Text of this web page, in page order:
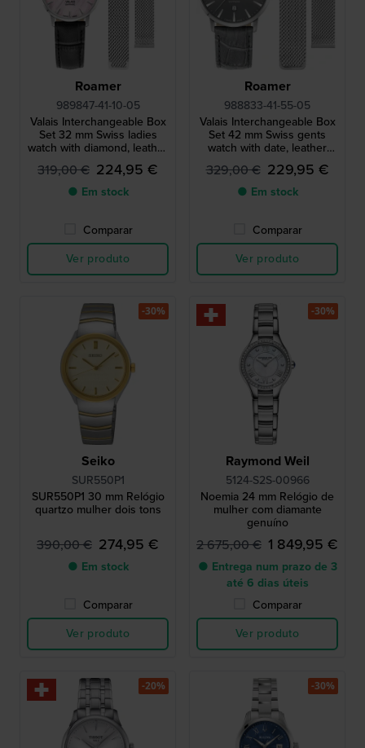
Roamer
989847-41-10-05
Valais Interchangeable Box
Set 32 mm Swiss ladies
watch with diamond, leather
strap and mesh bracelet
319,00 € 224,95 €
● Em stock
Comparar
Ver produto
Roamer
988833-41-55-05
Valais Interchangeable Box
Set 42 mm Swiss gents
watch with date, leather
strap and mesh bracelet
329,00 € 229,95 €
● Em stock
Comparar
Ver produto
Seiko
SUR550P1
SUR550P1 30 mm Relógio
quartzo mulher dois tons
390,00 € 274,95 €
● Em stock
Comparar
Ver produto
-30%
Raymond Weil
5124-S2S-00966
Noemia 24 mm Relógio de
mulher com diamante
genuíno
2 675,00 € 1 849,95 €
● Entrega num prazo de 3
até 6 dias úteis
Comparar
Ver produto
-30%
-20% -30%